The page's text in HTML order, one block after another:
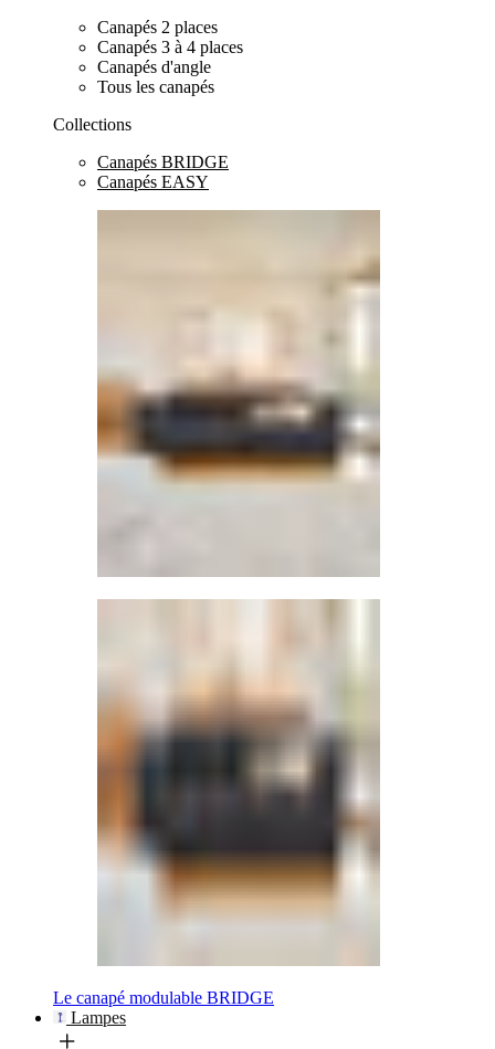
Canapés 2 places
Canapés 3 à 4 places
Canapés d'angle
Tous les canapés
Collections
Canapés BRIDGE
Canapés EASY
Le canapé modulable BRIDGE
Lampes